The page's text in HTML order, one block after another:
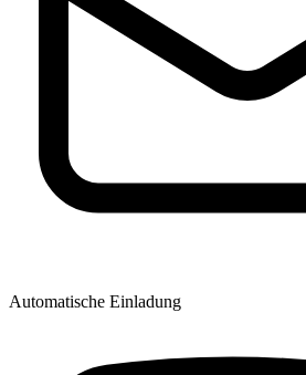
Automatische Einladung